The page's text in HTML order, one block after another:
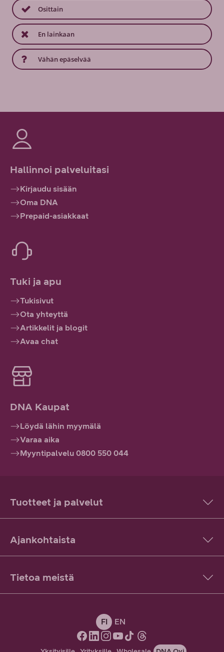
Osittain
En lainkaan
Vähän epäselvää
Hallinnoi palveluitasi
Kirjaudu sisään
Oma DNA
Prepaid-asiakkaat
Tuki ja apu
Tukisivut
Ota yhteyttä
Artikkelit ja blogit
Avaa chat
DNA Kaupat
Löydä lähin myymälä
Varaa aika
Myyntipalvelu 0800 550 044
Tuotteet ja palvelut
Ajankohtaista
Tietoa meistä
FI EN